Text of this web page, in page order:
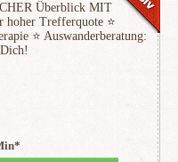
Überblick MIT
Trefferquote ⭐
⭐ ️Auswanderberatung:
*